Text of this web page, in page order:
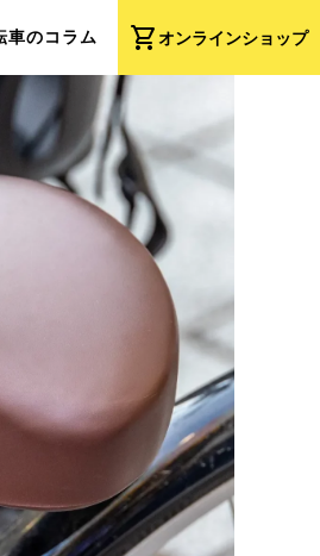
shopping_cartオンラインショップ
車のコラム